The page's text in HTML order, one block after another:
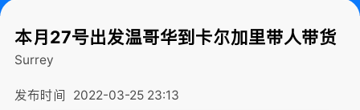
本月27号出发温哥华到卡尔加里带人带货
Surrey
发布时间 2022-03-25 23:13